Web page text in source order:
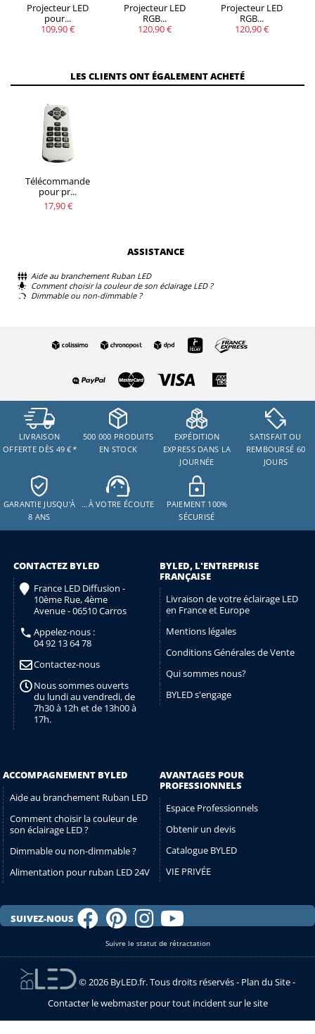
Projecteur LED
pour...
109,90 €
Projecteur LED
RGB...
120,90 €
Projecteur LED
RGB...
120,90 €
LES CLIENTS ONT ÉGALEMENT ACHETÉ
Télécommande
pour pr...
17,90 €
ASSISTANCE
Aide au branchement Ruban LED
Comment choisir la couleur de son éclairage LED ?
Dimmable ou non-dimmable ?
LIVRAISON
OFFERTE DÈS 49 € *
500 000 PRODUITS
EN STOCK
EXPÉDITION
EXPRESS DANS LA
JOURNÉE
SATISFAIT OU
REMBOURSÉ 60
JOURS
GARANTIE JUSQU'À
8 ANS
…À VOTRE ÉCOUTE
PAIEMENT 100%
SÉCURISÉ
CONTACTEZ BYLED
France LED Diffusion -
10ème Rue, 4ème
Avenue - 06510 Carros
Appelez-nous :
04 92 13 64 78
Contactez-nous
Nous sommes ouverts
du lundi au vendredi, de
7h30 à 12h et de 13h00 à
17h.
BYLED, L'ENTREPRISE
FRANÇAISE
Livraison de votre éclairage LED
en France et Europe
Mentions légales
Conditions Générales de Vente
Qui sommes nous?
BYLED s'engage
ACCOMPAGNEMENT BYLED
Aide au branchement Ruban LED
Comment choisir la couleur de
son éclairage LED ?
Dimmable ou non-dimmable ?
Alimentation pour ruban LED 24V
AVANTAGES POUR
PROFESSIONNELS
Espace Professionnels
Obtenir un devis
Catalogue BYLED
VIE PRIVÉE
SUIVEZ-NOUS
Suivre le statut de rétractation
© 2026 ByLED.fr. Tous droits réservés - Plan du Site-
Contacter le webmaster pour tout incident sur le site